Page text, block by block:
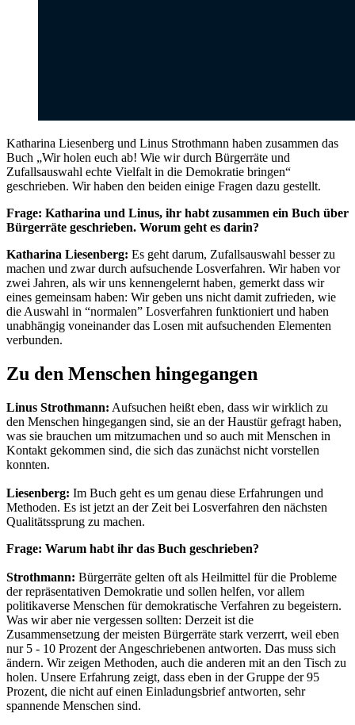
Katharina Liesenberg und Linus Strothmann haben zusammen das
Buch „Wir holen euch ab! Wie wir durch Bürgerräte und
Zufallsauswahl echte Vielfalt in die Demokratie bringen“
geschrieben. Wir haben den beiden einige Fragen dazu gestellt.
Frage: Katharina und Linus, ihr habt zusammen ein Buch über
Bürgerräte geschrieben. Worum geht es darin?
Katharina Liesenberg: Es geht darum, Zufallsauswahl besser zu
machen und zwar durch aufsuchende Losverfahren. Wir haben vor
zwei Jahren, als wir uns kennengelernt haben, gemerkt dass wir
eines gemeinsam haben: Wir geben uns nicht damit zufrieden, wie
die Auswahl in “normalen” Losverfahren funktioniert und haben
unabhängig voneinander das Losen mit aufsuchenden Elementen
verbunden.
Zu den Menschen hingegangen
Linus Strothmann: Aufsuchen heißt eben, dass wir wirklich zu
den Menschen hingegangen sind, sie an der Haustür gefragt haben,
was sie brauchen um mitzumachen und so auch mit Menschen in
Kontakt gekommen sind, die sich das zunächst nicht vorstellen
konnten.
Liesenberg: Im Buch geht es um genau diese Erfahrungen und
Methoden. Es ist jetzt an der Zeit bei Losverfahren den nächsten
Qualitätssprung zu machen.
Frage: Warum habt ihr das Buch geschrieben?
Strothmann: Bürgerräte gelten oft als Heilmittel für die Probleme
der repräsentativen Demokratie und sollen helfen, vor allem
politikaverse Menschen für demokratische Verfahren zu begeistern.
Was wir aber nie vergessen sollten: Derzeit ist die
Zusammensetzung der meisten Bürgerräte stark verzerrt, weil eben
nur 5 - 10 Prozent der Angeschriebenen antworten. Das muss sich
ändern. Wir zeigen Methoden, auch die anderen mit an den Tisch zu
holen. Unsere Erfahrung zeigt, dass eben in der Gruppe der 95
Prozent, die nicht auf einen Einladungsbrief antworten, sehr
spannende Menschen sind.